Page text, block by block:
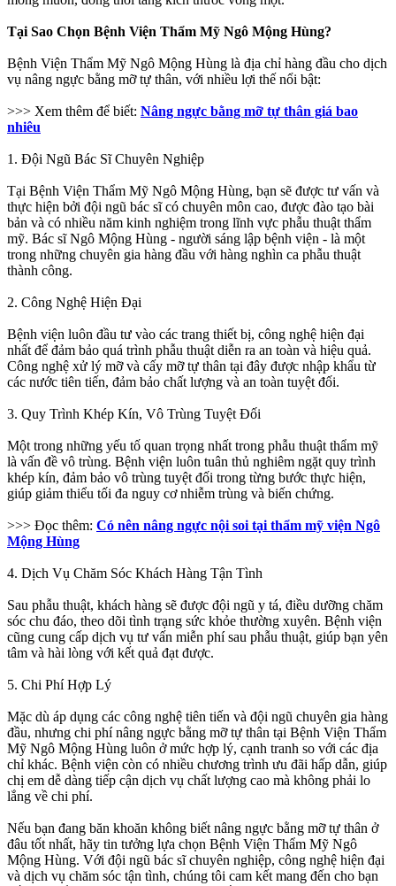
Tại Sao Chọn Bệnh Viện Thẩm Mỹ Ngô Mộng Hùng?
Bệnh Viện Thẩm Mỹ Ngô Mộng Hùng là địa chỉ hàng đầu cho dịch
vụ nâng ngực bằng mỡ tự thân, với nhiều lợi thế nổi bật:
>>> Xem thêm để biết: Nâng ngực bằng mỡ tự thân giá bao
nhiêu
1. Đội Ngũ Bác Sĩ Chuyên Nghiệp
Tại Bệnh Viện Thẩm Mỹ Ngô Mộng Hùng, bạn sẽ được tư vấn và
thực hiện bởi đội ngũ bác sĩ có chuyên môn cao, được đào tạo bài
bản và có nhiều năm kinh nghiệm trong lĩnh vực phẫu thuật thẩm
mỹ. Bác sĩ Ngô Mộng Hùng - người sáng lập bệnh viện - là một
trong những chuyên gia hàng đầu với hàng nghìn ca phẫu thuật
thành công.
2. Công Nghệ Hiện Đại
Bệnh viện luôn đầu tư vào các trang thiết bị, công nghệ hiện đại
nhất để đảm bảo quá trình phẫu thuật diễn ra an toàn và hiệu quả.
Công nghệ xử lý mỡ và cấy mỡ tự thân tại đây được nhập khẩu từ
các nước tiên tiến, đảm bảo chất lượng và an toàn tuyệt đối.
3. Quy Trình Khép Kín, Vô Trùng Tuyệt Đối
Một trong những yếu tố quan trọng nhất trong phẫu thuật thẩm mỹ
là vấn đề vô trùng. Bệnh viện luôn tuân thủ nghiêm ngặt quy trình
khép kín, đảm bảo vô trùng tuyệt đối trong từng bước thực hiện,
giúp giảm thiểu tối đa nguy cơ nhiễm trùng và biến chứng.
>>> Đọc thêm: Có nên nâng ngực nội soi tại thẩm mỹ viện Ngô
Mộng Hùng
4. Dịch Vụ Chăm Sóc Khách Hàng Tận Tình
Sau phẫu thuật, khách hàng sẽ được đội ngũ y tá, điều dưỡng chăm
sóc chu đáo, theo dõi tình trạng sức khỏe thường xuyên. Bệnh viện
cũng cung cấp dịch vụ tư vấn miễn phí sau phẫu thuật, giúp bạn yên
tâm và hài lòng với kết quả đạt được.
5. Chi Phí Hợp Lý
Mặc dù áp dụng các công nghệ tiên tiến và đội ngũ chuyên gia hàng
đầu, nhưng chi phí nâng ngực bằng mỡ tự thân tại Bệnh Viện Thẩm
Mỹ Ngô Mộng Hùng luôn ở mức hợp lý, cạnh tranh so với các địa
chỉ khác. Bệnh viện còn có nhiều chương trình ưu đãi hấp dẫn, giúp
chị em dễ dàng tiếp cận dịch vụ chất lượng cao mà không phải lo
lắng về chi phí.
Nếu bạn đang băn khoăn không biết nâng ngực bằng mỡ tự thân ở
đâu tốt nhất, hãy tin tưởng lựa chọn Bệnh Viện Thẩm Mỹ Ngô
Mộng Hùng. Với đội ngũ bác sĩ chuyên nghiệp, công nghệ hiện đại
và dịch vụ chăm sóc tận tình, chúng tôi cam kết mang đến cho bạn